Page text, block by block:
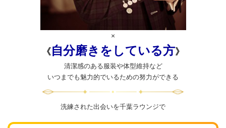
×
《自分磨きをしている方》
清潔感のある服装や体型維持など
いつまでも魅力的でいるための努力ができる
洗練された出会いを千葉ラウンジで